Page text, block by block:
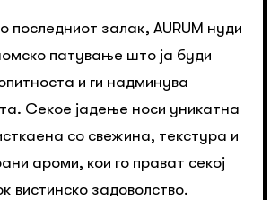
последниот залак, AURUM нуди
патување што ја буди
и ги надминува
Секое јадење носи уникатна
со свежина, текстура и
ароми, кои го прават секој
вистинско задоволство.